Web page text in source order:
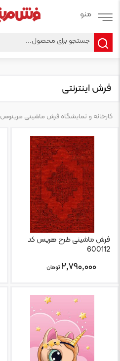
فرش اینترنتی
کارخانه و نمایشگاه فرش ماشینی مرینوس
فرش ماشینی طرح هریس کد
600112
۲,۷۹۰,۰۰۰ تومان